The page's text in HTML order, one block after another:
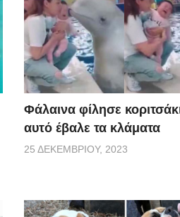
Φάλαινα φίλησε
αυτό έβαλε τα κλάματα
25 ΔΕΚΕΜΒΡΊΟΥ, 2023